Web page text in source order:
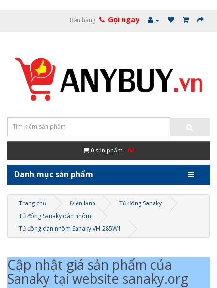
Bán hàng: Gọi ngay
0 sản phẩm - 0đ
Danh mục sản phẩm
Trang chủ Điện lạnh
Tủ đông Sanaky
Tủ đông Sanaky dàn nhôm
Tủ đông dàn nhôm Sanaky VH-285W1
Cập nhật giá sản phẩm của
Sanaky tại website sanaky.org